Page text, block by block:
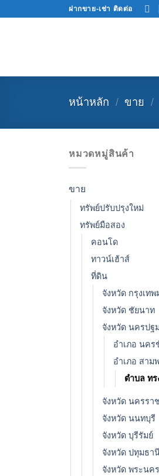
ฝากขาย-เช่า ติดต่อ
หน้าหลัก / ขาย /
หมวดหมู่สินค้า
ขาย
ทรัพย์ปรับปรุงใหม่
ทรัพย์มือสอง
คอนโด
ทาวน์เฮ้าส์
ที่ดิน
จังหวัด กรุงเท
จังหวัด ชัยนาท
จังหวัด นครปฐม
อำเภอ นคร
อำเภอ สาม
ตำบล ท
จังหวัด นครรา
จังหวัด นนทบุรี
จังหวัด บุรีรัมย์
จังหวัด ปทุมธา
จังหวัด พระนค